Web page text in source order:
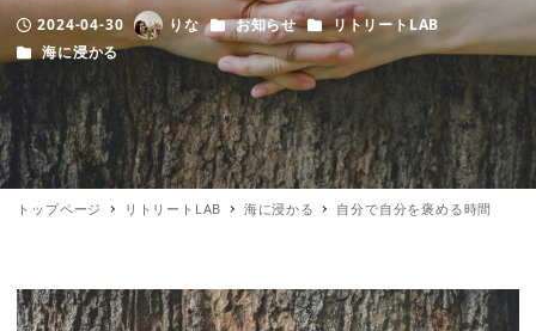
Published
2024-04-30
Author
りな カテゴリー
お知らせ カテゴリー
リトリートLAB
カテゴリー
海に浸かる
トップページ リトリートLAB 海に浸かる 自分で自分を褒める時間